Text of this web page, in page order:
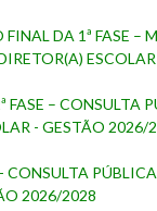
DA 1ª FASE –
FASE – CONSULTA
- GESTÃO 2026/
CONSULTA
2026/2028